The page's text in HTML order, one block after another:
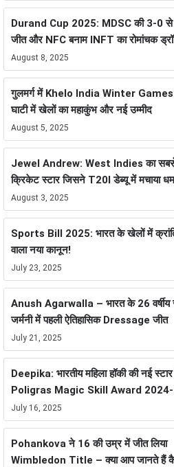
Durand Cup 2025: MDSC की 3-0 से
जीत और NFC बनाम INFT का रोमांचक ड्रॉ
August 8, 2025
गुलमर्ग में Khelo India Winter Games:
घाटी में खेलों का महाकुंभ और नई उम्मीद
August 5, 2025
Jewel Andrew: West Indies का सबसे
क्रिकेट स्टार जिसने T20I डेब्यू में मचाया
August 3, 2025
Sports Bill 2025: भारत के खेलों में
वाला नया कानून!
July 23, 2025
Anush Agarwalla – भारत के 26 वर्षीय
जर्मनी में पहली ऐतिहासिक Dressage जीत
July 21, 2025
Deepika: भारतीय महिला हॉकी की नई
Poligras Magic Skill Award 2024-
July 16, 2025
Pohankova ने 16 की उम्र में जीत लिया
Wimbledon Title – क्या आप जानते हैं